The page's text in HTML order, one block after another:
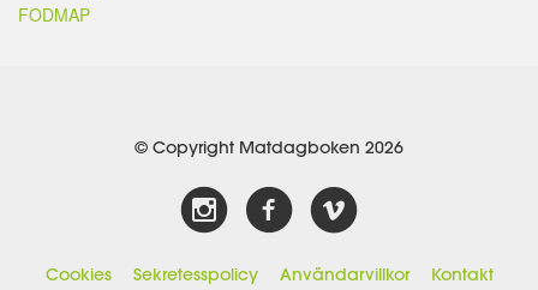
FODMAP
© Copyright Matdagboken 2026
Cookies Sekretesspolicy Användarvillkor Kontakt